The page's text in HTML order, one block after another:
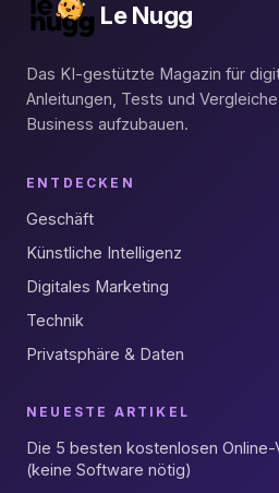
Le Nugg
Das KI-gestützte Magazin für
Anleitungen, Tests und
Business aufzubauen.
ENTDECKEN
Geschäft
Künstliche Intelligenz
Digitales Marketing
Technik
Privatsphäre & Daten
NEUESTE ARTIKEL
Die 5 besten kostenlosen
(keine Software nötig)